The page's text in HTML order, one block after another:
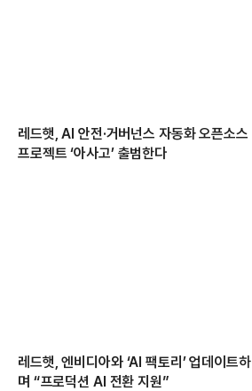
레드햇, AI 안전·거버넌스 자동화 오픈소스
프로젝트 ‘아사고’ 출범한다
레드햇, 엔비디아와 ‘AI 팩토리’ 업데이트하
며 “프로덕션 AI 전환 지원”